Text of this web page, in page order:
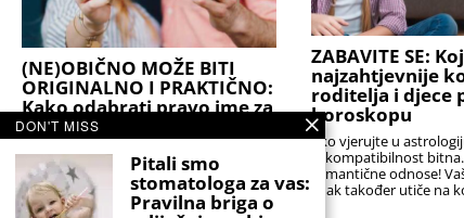
(NE)OBIČNO MOŽE BITI
ORIGINALNO I PRAKTIČNO:
Kako odabrati pravo ime za
svoju bebu?
Stručnjaci podsjećaju da je najbolji izbor
onaj koji će djetetu biti prednost, a ne
teret. Idealno ime nije nužno ono koje
nitko drugi nema,
ZABAVITE SE:
najzahtjevnije
roditelja i djece
horoskopu
Ako vjerujte u
je kompatibilnost
romantične odnose!
znak također utiče na
DON'T MISS
Pitali smo
stomatologa za vas:
Pravilna briga o